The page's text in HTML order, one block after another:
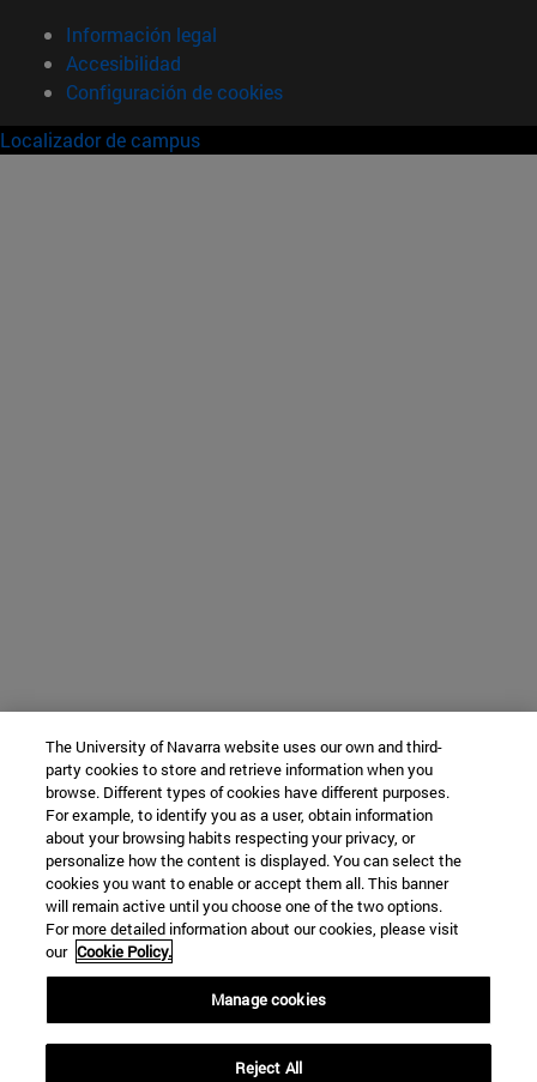
Información legal
Accesibilidad
Configuración de cookies
Localizador de campus
The University of Navarra website uses our own and third-
party cookies to store and retrieve information when you
browse. Different types of cookies have different purposes.
For example, to identify you as a user, obtain information
about your browsing habits respecting your privacy, or
personalize how the content is displayed. You can select the
cookies you want to enable or accept them all. This banner
will remain active until you choose one of the two options.
For more detailed information about our cookies, please visit
our Cookie Policy.
Manage cookies
Reject All